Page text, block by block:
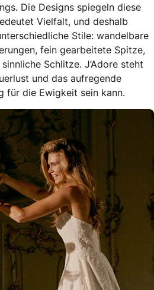
Die Designs spiegeln diese
Vielfalt, und deshalb
Stile: wandelbare
fein gearbeitete Spitze,
Schlitze. J’Adore steht
und das aufregende
für die Ewigkeit sein kann.